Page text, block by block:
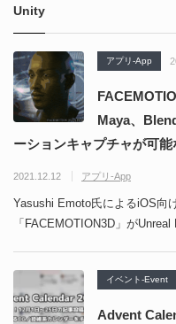
能な伸縮式ライトセ
ーバーの開発メイキ
nder
er向
Unity
アプリ-App
Maya、
ーションキャプチャが可
2021.12.12 アプリ-App
Yasushi Emoto氏によるiOS向
「FACEMOTION3D」がUnreal
イベント-Event
Advent